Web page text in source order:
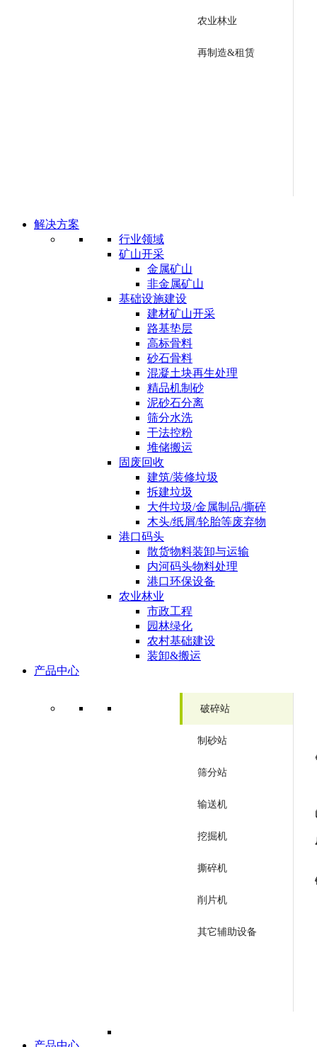
农业林业
再制造&租赁
解决方案
行业领域
矿山开采
金属矿山
非金属矿山
基础设施建设
建材矿山开采
路基垫层
高标骨料
砂石骨料
混凝土块再生处理
精品机制砂
泥砂石分离
筛分水洗
干法控粉
堆储搬运
固废回收
建筑/装修垃圾
拆建垃圾
大件垃圾/金属制品/撕碎
木头/纸屑/轮胎等废弃物
港口码头
散货物料装卸与运输
内河码头物料处理
港口环保设备
农业林业
市政工程
园林绿化
农村基础建设
装卸&搬运
产品中心
破碎站
制砂站
筛分站
输送机
挖掘机
撕碎机
削片机
其它辅助设备